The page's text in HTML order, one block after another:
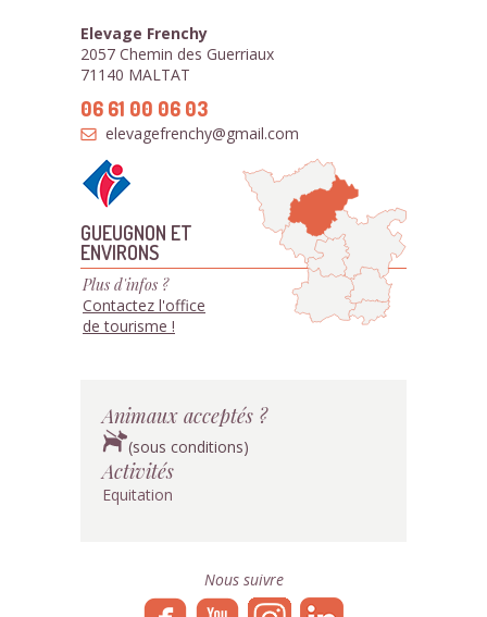
Elevage Frenchy
2057 Chemin des Guerriaux
71140 MALTAT
06 61 00 06 03
elevagefrenchy@gmail.com
GUEUGNON ET
ENVIRONS
Plus d'infos ?
Contactez l'office
de tourisme !
Animaux acceptés ?
(sous conditions)
Activités
Equitation
Nous suivre